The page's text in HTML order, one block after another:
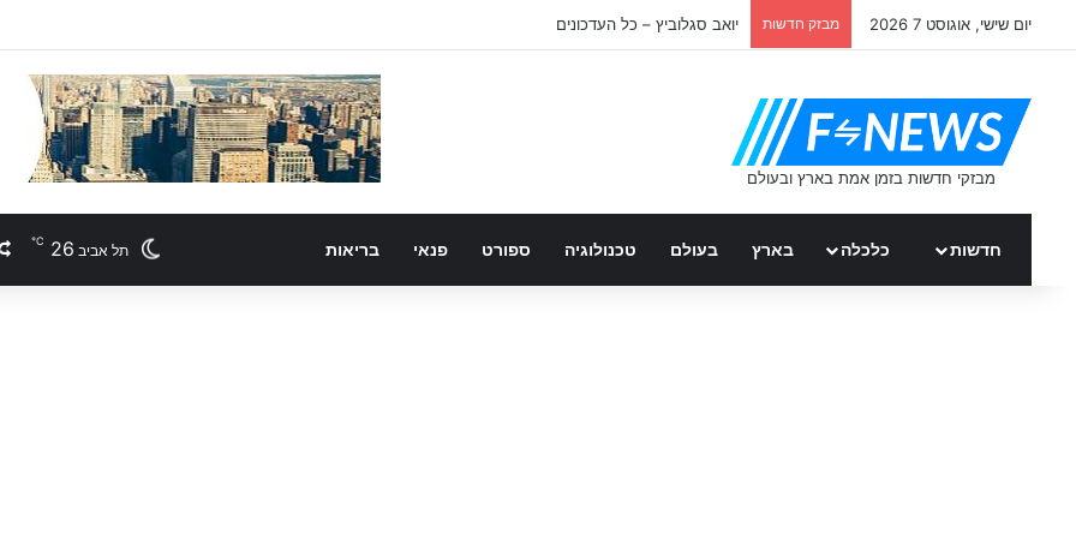
יום שישי, אוגוסט 7 2026 מבזק חדשות יואב סגלוביץ – כל העדכונים
חדשות כלכלה בארץ בעולם טכנולוגיה ספורט פנאי בריאות תל אביב 26
℃